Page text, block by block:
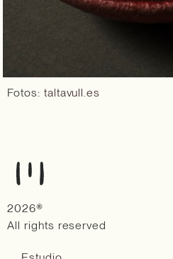
Fotos: taltavull.es
2026®
All rights reserved